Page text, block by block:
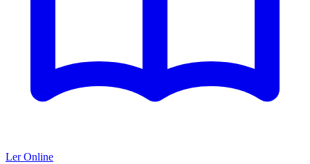
Ler Online